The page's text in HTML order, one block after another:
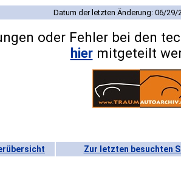
Datum der letzten Änderung: 06/29/
oder Fehler bei den
hiermitgeteilt
Zur letzten besuchten